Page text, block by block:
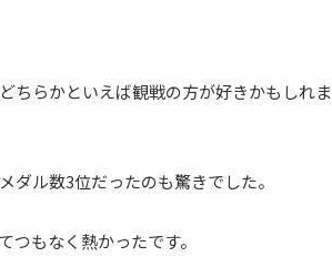
ちらかといえば観戦の方が好きかもしれま
ル数3位だったのも驚きでした。
もなく熱かったです。